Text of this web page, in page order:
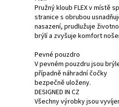
Pružný kloub FLEX v místě
stranice s obrubou
nasazení, prudlužuje
brýlí a zvyšuje komfort
Pevné pouzdro
V pevném pouzdru jsou
případně náhradní čočky
bezpečně uloženy.
DESIGNED IN CZ
Všechny výrobky jsou